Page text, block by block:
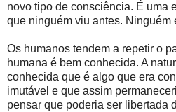
novo tipo de consciência. É uma
que ninguém viu antes. Ninguém
Os humanos tendem a repetir o
humana é bem conhecida. A
conhecida que é algo que era
imutável e que assim
pensar que poderia ser libertada